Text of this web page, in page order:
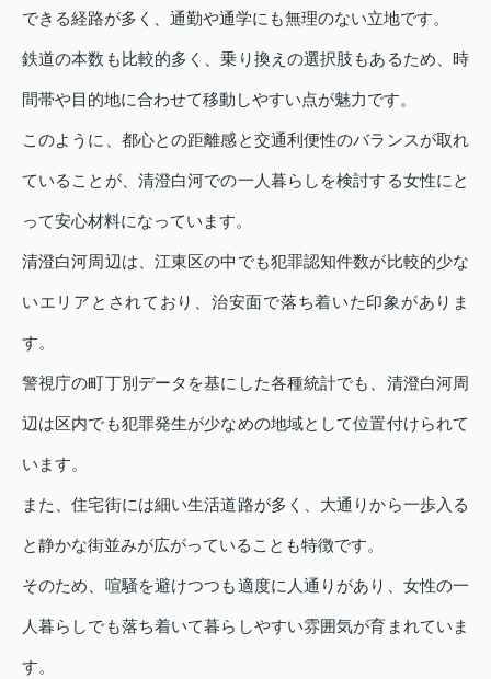
できる経路が多く、通勤や通学にも無理のない立地です。
鉄道の本数も比較的多く、乗り換えの選択肢もあるため、時
間帯や目的地に合わせて移動しやすい点が魅力です。
このように、都心との距離感と交通利便性のバランスが取れ
ていることが、清澄白河での一人暮らしを検討する女性にと
って安心材料になっています。
清澄白河周辺は、江東区の中でも犯罪認知件数が比較的少な
いエリアとされており、治安面で落ち着いた印象がありま
す。
警視庁の町丁別データを基にした各種統計でも、清澄白河周
辺は区内でも犯罪発生が少なめの地域として位置付けられて
います。
また、住宅街には細い生活道路が多く、大通りから一歩入る
と静かな街並みが広がっていることも特徴です。
そのため、喧騒を避けつつも適度に人通りがあり、女性の一
人暮らしでも落ち着いて暮らしやすい雰囲気が育まれていま
す。